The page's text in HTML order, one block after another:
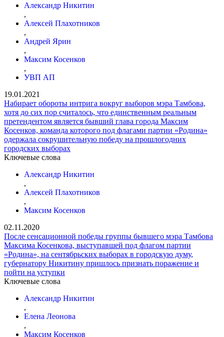
Александр Никитин
,
Алексей Плахотников
,
Андрей Ярин
,
Максим Косенков
,
УВП АП
19.01.2021
Набирает обороты интрига вокруг выборов мэра Тамбова,
хотя до сих пор считалось, что единственным реальным
претендентом является бывший глава города Максим
Косенков, команда которого под флагами партии «Родина»
одержала сокрушительную победу на прошлогодних
городских выборах
Ключевые слова
Александр Никитин
,
Алексей Плахотников
,
Максим Косенков
02.11.2020
После сенсационной победы группы бывшего мэра Тамбова
Максима Косенкова, выступавшей под флагом партии
«Родина», на сентябрьских выборах в городскую думу,
губернатору Никитину пришлось признать поражение и
пойти на уступки
Ключевые слова
Александр Никитин
,
Елена Леонова
,
Максим Косенков